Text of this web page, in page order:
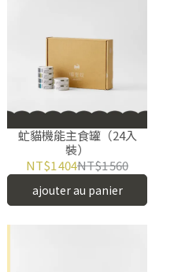
虻貓機能主食罐（24入
裝）
NT$1 404NT$1 560
ajouter au panier